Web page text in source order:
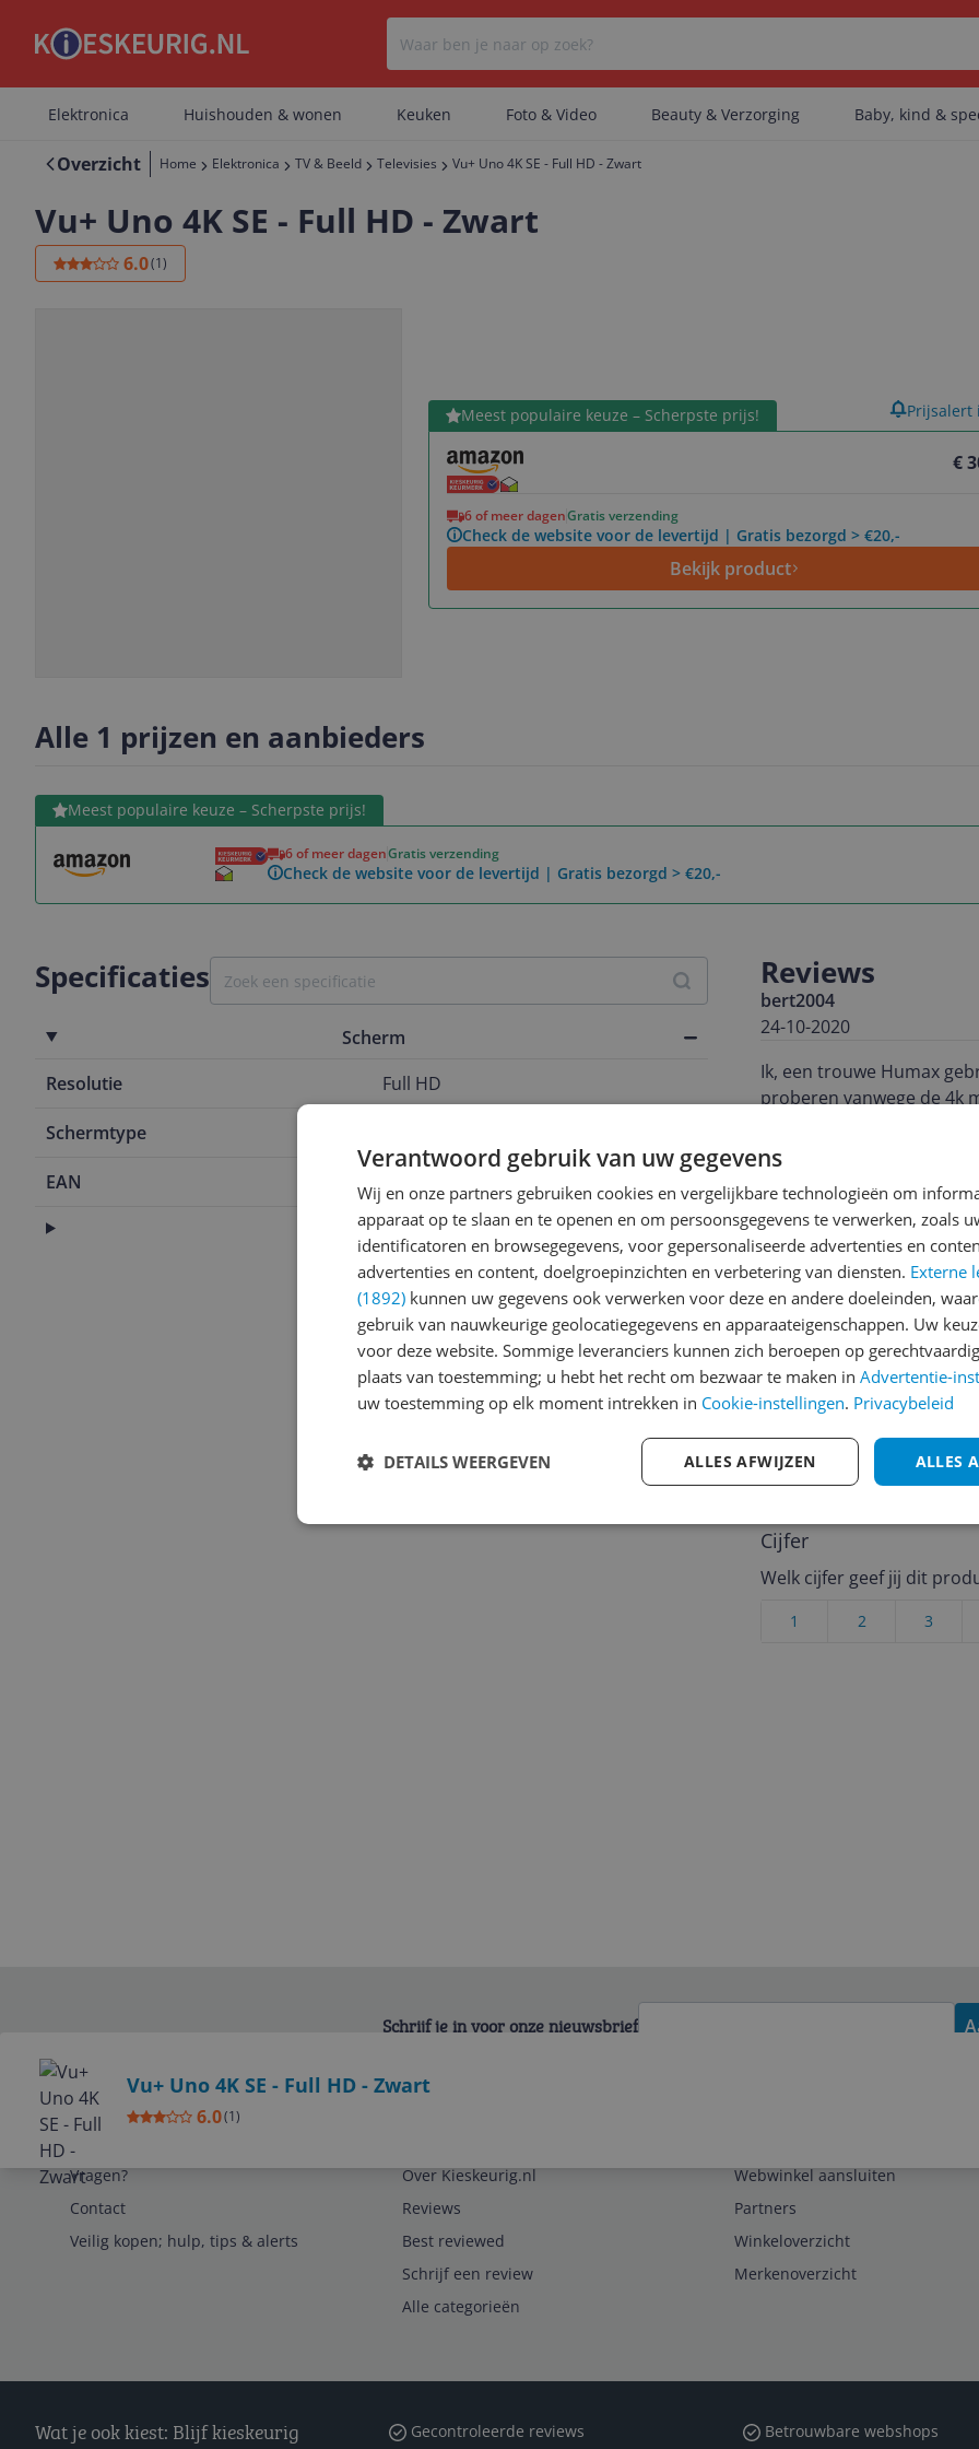
Elektronica Huishouden & wonen Keuken Foto & Video Beauty & Verzorging Baby, kind &
Overzicht Home Elektronica TV & Beeld Televisies Vu+ Uno 4K SE - Full HD - Zwart
Vu+ Uno 4K SE - Full HD - Zwart
6.0(1)
Meest populaire keuze – Scherpste prijs!
€
6 of meer dagenGratis verzending
Check de website voor de levertijd | Gratis bezorgd > €20,-
Bekijk product
Bekijk product Prijsalert
Alle 1 prijzen en aanbieders
Meest populaire keuze – Scherpste prijs!
6 of meer dagenGratis verzending
Check de website voor de levertijd | Gratis bezorgd > €20,-
Bekijk product
Specificaties
Scherm
Resolutie
Full HD
Schermtype
EAN
Aansluitingen
Reviews
bert2004
24-10-2020
Ik, een trouwe Humax
proberen vanwege de 4k
menu omzetten naar 4k,
daarbij behoorde HDMI
Pluspunten
Zelf te bepalen grote
drive
Compact
Stroomverbruik
Schrijf een review
Heb jij dit product in bezit
met het schrijven van je
een review gemiddeld
andere bezoekers een
€250,-!Klik hier voor de
Cijfer
Welk cijfer geef jij dit
3
2
1
Vu+ Uno 4K SE - Full HD - Zwart
6.0(1)
Schrijf je in voor onze nieuwsbrief
Vragen?
Contact
Veilig kopen; hulp, tips & alerts
Over Kieskeurig.nl
Reviews
Best reviewed
Schrijf een review
Alle categorieën
Webwinkel aansluiten
Partners
Winkeloverzicht
Merkenoverzicht
Wat je ook kiest: Blijf kieskeurig Gecontroleerde reviews Betrouwbare webshops
Verantwoord gebruik van uw gegevens
Wij en onze partners gebruiken cookies en vergelijkbare technologieën om
apparaat op te slaan en te openen en om persoonsgegevens te verwerken, zoals
identificatoren en browsegegevens, voor gepersonaliseerde advertenties en
advertenties en content, doelgroepinzichten en verbetering van diensten. Externe
(1892) kunnen uw gegevens ook verwerken voor deze en andere doeleinden,
gebruik van nauwkeurige geolocatiegegevens en apparaateigenschappen. Uw
voor deze website. Sommige leveranciers kunnen zich beroepen op
plaats van toestemming; u hebt het recht om bezwaar te maken in Advertentie-
uw toestemming op elk moment intrekken in Cookie-instellingen. Privacybeleid
ALLES
ALLES AFWIJZEN
DETAILS WEERGEVEN